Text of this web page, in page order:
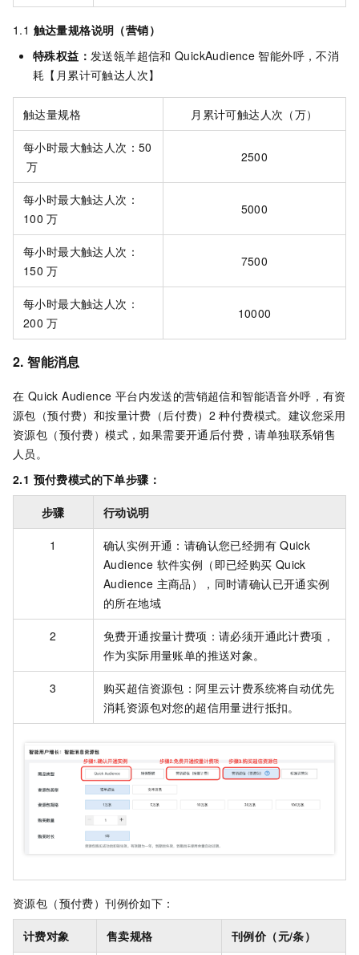
1.1 触达量规格说明（营销）
特殊权益： 发送瓴羊超信和 QuickAudience 智能外呼，不消
耗【月累计可触达人次】
触达量规格 月累计可触达人次（万）
每小时最大触达人次：50
万
2500
每小时最大触达人次：
100 万
5000
每小时最大触达人次：
150 万
7500
每小时最大触达人次：
200 万
10000
2. 智能消息
在 Quick Audience 平台内发送的营销超信和智能语音外呼，有资
源包（预付费）和按量计费（后付费）2 种付费模式。建议您采用
资源包（预付费）模式，如果需要开通后付费，请单独联系销售
人员。
2.1 预付费模式的下单步骤：
步骤 行动说明
1 确认实例开通：请确认您已经拥有 Quick
Audience 软件实例（即已经购买 Quick
Audience 主商品），同时请确认已开通实例
的所在地域
2
免费开通按量计费项：请必须开通此计费项，
作为实际用量账单的推送对象。
3
购买超信资源包：阿里云计费系统将自动优先
消耗资源包对您的超信用量进行抵扣。
资源包（预付费）刊例价如下：
计费对象 售卖规格 刊例价（元/条）